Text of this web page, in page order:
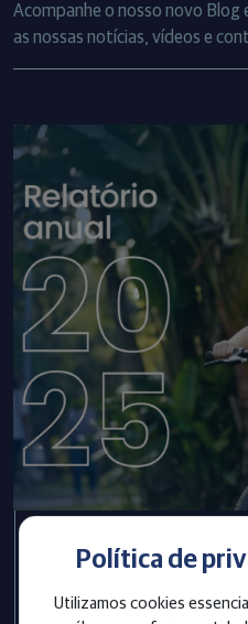
Política de
Utilizamos cookies
Acompanhe o nosso novo Blog
as nossas notícias, vídeos e